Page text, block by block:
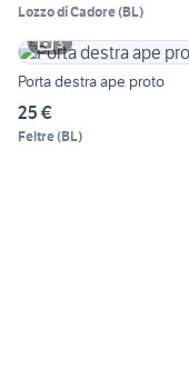
Lozzo di Cadore(BL)
3
Porta destra ape proto
25 €
Feltre(BL)